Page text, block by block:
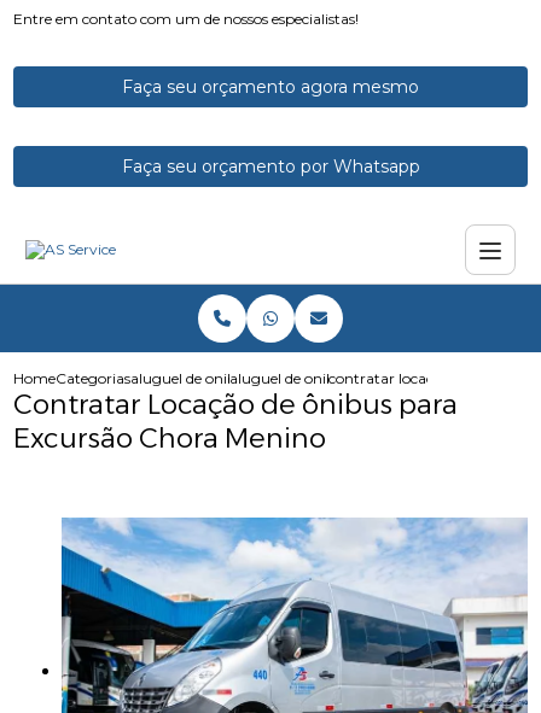
Entre em contato com um de nossos especialistas!
Faça seu orçamento agora mesmo
Faça seu orçamento por Whatsapp
HomeCategoriasaluguel de onibusaluguel de onibus executivocontratar locacao de onibus
Contratar Locação de ônibus para
Excursão Chora Menino